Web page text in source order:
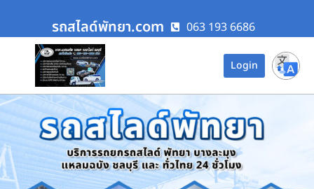
รถสไลด์พัทยา.com 063 193 6686
Login